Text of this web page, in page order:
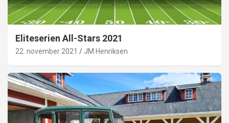
Eliteserien All-Stars 2021
22. november 2021 JM Henriksen